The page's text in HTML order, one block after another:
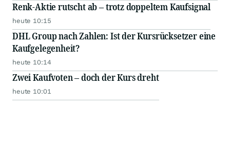
Renk-Aktie rutscht ab – trotz doppeltem Kaufsignal
heute 10:15
DHL Group nach Zahlen: Ist der Kursrücksetzer eine
Kaufgelegenheit?
heute 10:14
Zwei Kaufvoten – doch der Kurs dreht
heute 10:01